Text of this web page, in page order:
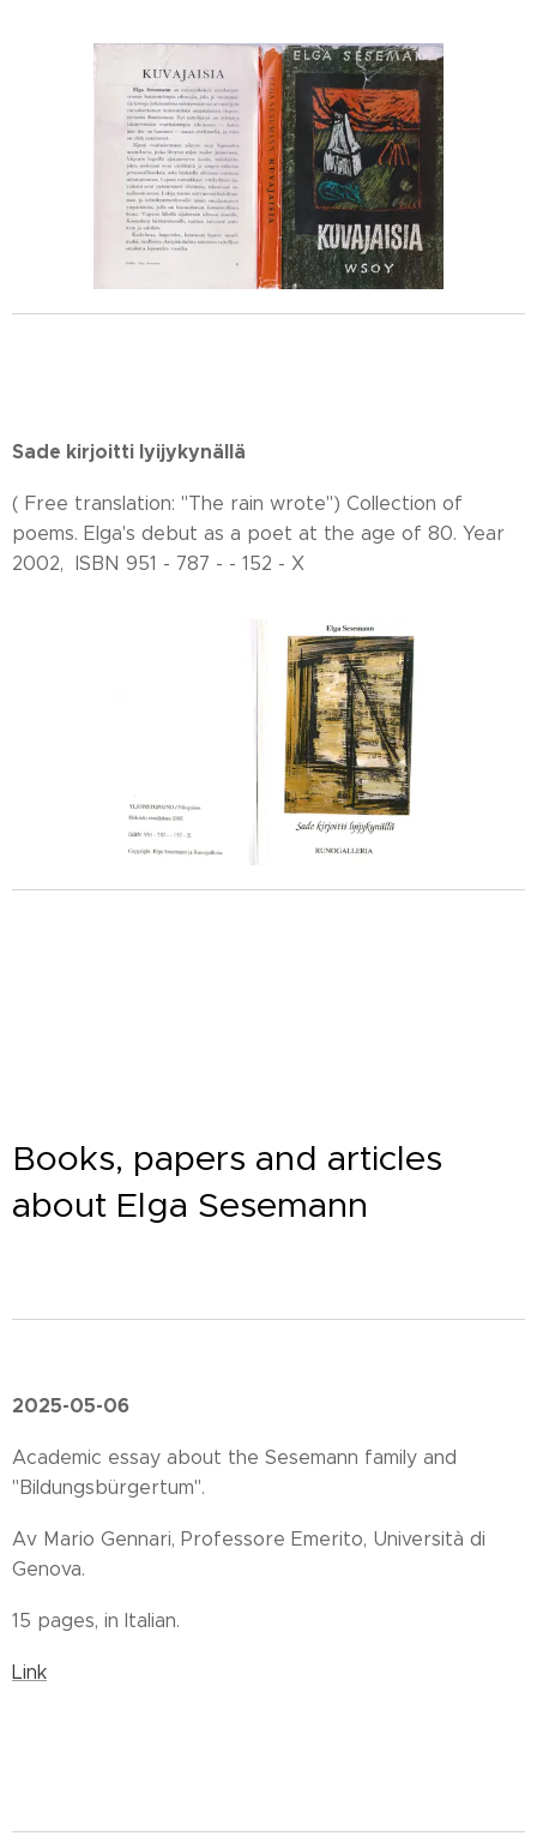
Sade kirjoitti lyijykynällä
( Free translation: "The rain wrote") Collection of
poems. Elga's debut as a poet at the age of 80. Year
2002, ISBN 951 - 787 - - 152 - X
Books, papers and articles
about Elga Sesemann
2025-05-06
Academic essay about the Sesemann family and
"Bildungsbürgertum".
Av Mario Gennari, Professore Emerito, Università di
Genova.
15 pages, in Italian.
Link